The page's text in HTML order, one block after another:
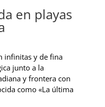
en playas
infinitas y de fina
junto a la
y frontera con
como «La última